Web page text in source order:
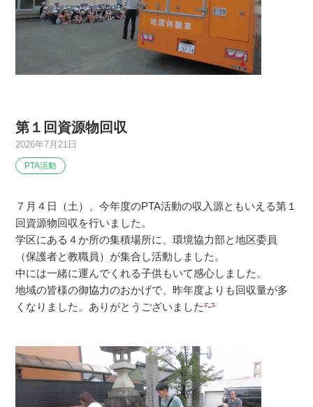
第１回資源物回収
2026年7月21日
PTA活動
７月４日（土）、今年度のPTA活動の収入源ともいえる第１
回資源物回収を行いました。
学区にある４か所の集積場所に、環境協力部と地区委員
（保護者と教職員）が集合し活動しました。
中には一緒に運んでくれる子供もいて感心しました。
地域の皆様の御協力のおかげで、昨年度よりも回収量が多
くなりました。ありがとうございました